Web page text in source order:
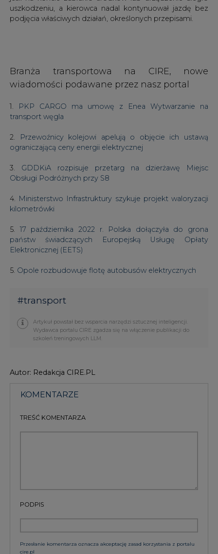
uszkodzeniu, a kierowca nadal kontynuował jazdę bez
podjęcia właściwych działań, określonych przepisami.
Branża transportowa na CIRE, nowe
wiadomości podawane przez nasz portal
1.
PKP CARGO ma umowę z Enea Wytwarzanie na
transport węgla
2.
Przewoźnicy kolejowi apelują o objęcie ich ustawą
ograniczającą ceny energii elektrycznej
3. GDDKiA rozpisuje przetarg na dzierżawę Miejsc
Obsługi Podróżnych przy S8
4. Ministerstwo Infrastruktury szykuje projekt waloryzacji
kilometrówki
5.17 października 2022 r. Polska dołączyła do grona
państw świadczących Europejską Usługę Opłaty
Elektronicznej (EETS)
5. Opole rozbudowuje flotę autobusów elektrycznych
#transport
Artykuł powstał bez wsparcia narzędzi sztucznej inteligencji.
Wydawca portalu CIRE zgadza się na włączenie publikacji do
szkoleń treningowych LLM.
Autor: Redakcja CIRE.PL
KOMENTARZE
TREŚĆ KOMENTARZA
PODPIS
Przesłanie komentarza oznacza akceptację zasad korzystania z portalu
cire.pl